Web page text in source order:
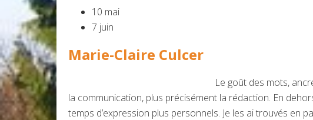
10 mai
7 juin
Marie-Claire Culcer
Le goût des mots,
la communication, plus précisément la rédaction. En
temps d’expression plus personnels. Je les ai trouvés en